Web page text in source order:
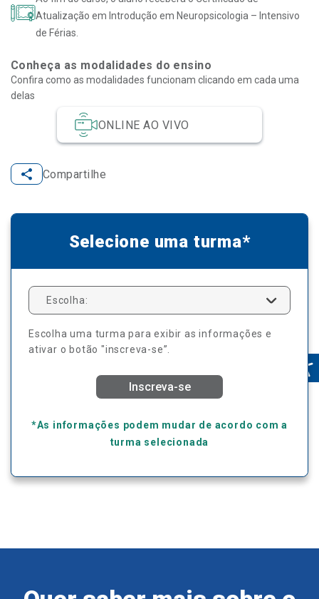
Atualização em Introdução em Neuropsicologia – Intensivo
de Férias.
Conheça as modalidades do ensino
ONLINE AO VIVO
Confira como as modalidades funcionam clicando em cada uma
delas
Compartilhe
Selecione uma turma*
Escolha:
Escolha uma turma para exibir as informações e
ativar o botão "inscreva-se”.
Inscreva-se
*As informações podem mudar de acordo com a
turma selecionada